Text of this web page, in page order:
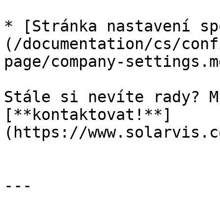
* [Stránka nastavení
(/documentation/cs/
page/company-
Stále si nevíte rady?
[**kontaktovat!**]
(https://
---